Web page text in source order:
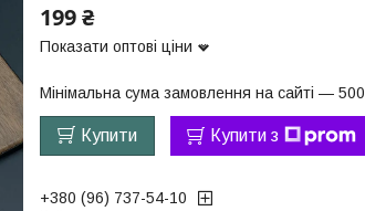
199 ₴
Показати оптові ціни
Мінімальна сума замовлення на сайті —
Купити Купити з
+380 (96) 737-54-10